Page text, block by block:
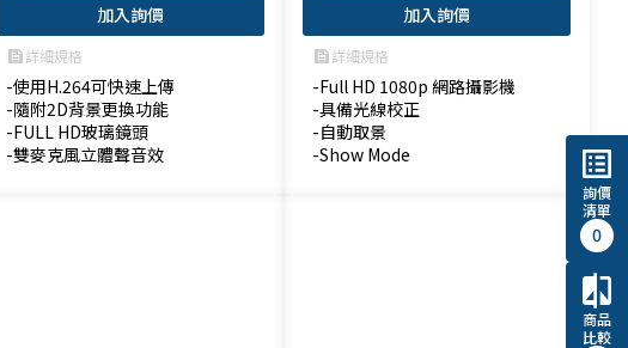
加入詢價
feed詳細規格
-使用H.264可快速上傳
-隨附2D背景更換功能
-FULL HD玻璃鏡頭
-雙麥克風立體聲音效
加入詢價
feed詳細規格
-Full HD 1080p 網路攝影機
-具備光線校正
-自動取景
list_alt
詢價
清單
0
compare
商品
比較